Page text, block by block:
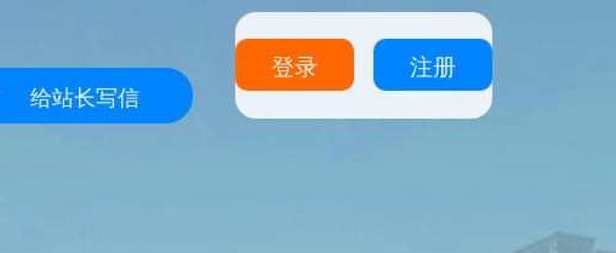
登录 注册
给站长写信